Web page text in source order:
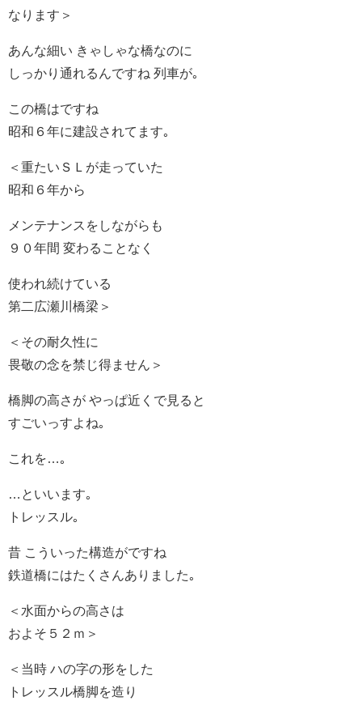
なります＞
あんな細い きゃしゃな橋なのに
しっかり通れるんですね 列車が｡
この橋はですね
昭和６年に建設されてます｡
＜重たいＳＬが走っていた
昭和６年から
メンテナンスをしながらも
９０年間 変わることなく
使われ続けている
第二広瀬川橋梁＞
＜その耐久性に
畏敬の念を禁じ得ません＞
橋脚の高さが やっぱ近くで見ると
すごいっすよね｡
これを…｡
…といいます｡
トレッスル｡
昔 こういった構造がですね
鉄道橋にはたくさんありました｡
＜水面からの高さは
およそ５２ｍ＞
＜当時 ハの字の形をした
トレッスル橋脚を造り